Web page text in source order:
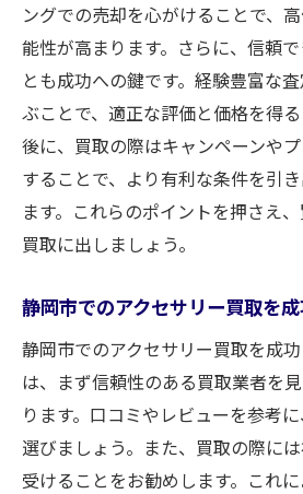
ングでの売却を心がけることで、
能性が高まります。さらに、信頼
とも成功への鍵です。経験豊富な
ぶことで、適正な評価と価格を得
後に、買取の際はキャンペーンや
することで、より有利な条件を引
ます。これらのポイントを押さえ
買取に出しましょう。
静岡市でのアクセサリー買取を
静岡市でのアクセサリー買取を成
は、まず信頼性のある買取業者を
ります。口コミやレビューを参考
選びましょう。また、買取の際に
受けることをお勧めします。これ